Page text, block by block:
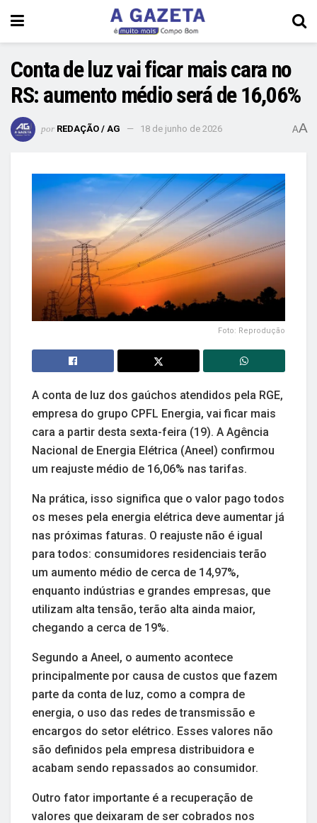
Conta de luz vai ficar mais cara no
RS: aumento médio será de 16,06%
por REDAÇÃO / AG 18 de junho de 2026 AA
Foto: Reprodução
A conta de luz dos gaúchos atendidos pela RGE,
empresa do grupo CPFL Energia, vai ficar mais
cara a partir desta sexta-feira (19). A Agência
Nacional de Energia Elétrica (Aneel) confirmou
um reajuste médio de 16,06% nas tarifas.
Na prática, isso significa que o valor pago todos
os meses pela energia elétrica deve aumentar já
nas próximas faturas. O reajuste não é igual
para todos: consumidores residenciais terão
um aumento médio de cerca de 14,97%,
enquanto indústrias e grandes empresas, que
utilizam alta tensão, terão alta ainda maior,
chegando a cerca de 19%.
Segundo a Aneel, o aumento acontece
principalmente por causa de custos que fazem
parte da conta de luz, como a compra de
energia, o uso das redes de transmissão e
encargos do setor elétrico. Esses valores não
são definidos pela empresa distribuidora e
acabam sendo repassados ao consumidor.
Outro fator importante é a recuperação de
valores que deixaram de ser cobrados nos